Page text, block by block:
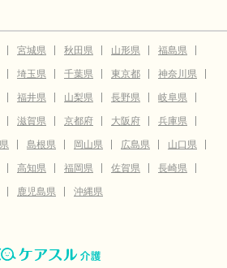
宮城県 秋田県 山形県
福島県
埼玉県 千葉県 東京都
神奈川県
福井県 山梨県 長野県
岐阜県
滋賀県 京都府 大阪府
兵庫県
島根県 岡山県 広島県
山口県
高知県 福岡県 佐賀県
長崎県
鹿児島県 沖縄県